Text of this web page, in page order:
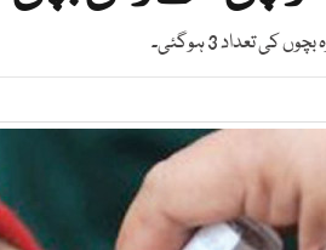
تعداد 3 ہوگئی۔